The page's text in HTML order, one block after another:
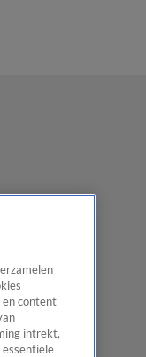
en content
intrekt,